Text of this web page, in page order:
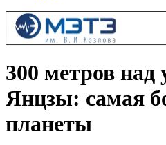
300 метров над
Янцзы: самая
планеты